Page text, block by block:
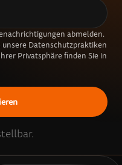
abmelden.
Datenschutzpraktiken
Privatsphäre finden Sie in